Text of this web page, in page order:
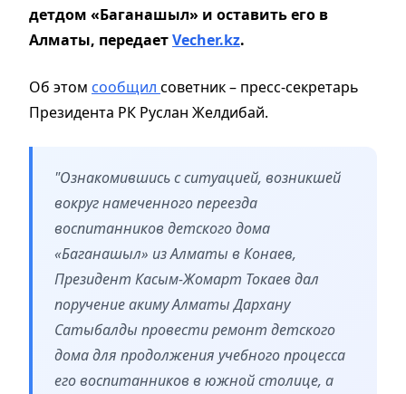
детдом «Баганашыл» и оставить его в
Алматы, передаетVecher.kz.
Об этом сообщил советник – пресс-секретарь
Президента РК Руслан Желдибай.
"Ознакомившись с ситуацией, возникшей
вокруг намеченного переезда
воспитанников детского дома
«Баганашыл» из Алматы в Конаев,
Президент Касым-Жомарт Токаев дал
поручение акиму Алматы Дархану
Сатыбалды провести ремонт детского
дома для продолжения учебного процесса
его воспитанников в южной столице, а